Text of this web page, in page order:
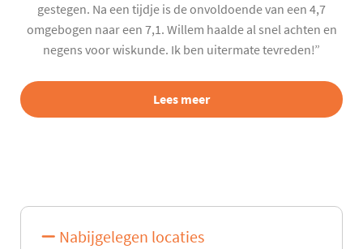
gestegen. Na een tijdje is de onvoldoende van een 4,7
omgebogen naar een 7,1. Willem haalde al snel achten en
negens voor wiskunde. Ik ben uitermate tevreden!”
Lees meer
Nabijgelegen locaties